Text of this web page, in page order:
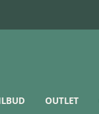
OUTLET